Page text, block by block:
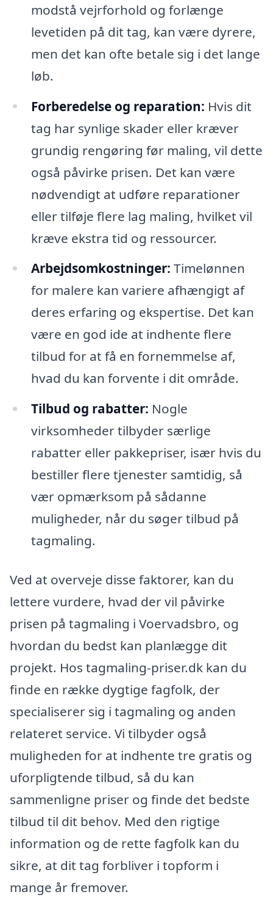
modstå vejrforhold og forlænge
levetiden på dit tag, kan være dyrere,
men det kan ofte betale sig i det lange
løb.
Forberedelse og reparation: Hvis dit
tag har synlige skader eller kræver
grundig rengøring før maling, vil dette
også påvirke prisen. Det kan være
nødvendigt at udføre reparationer
eller tilføje flere lag maling, hvilket vil
kræve ekstra tid og ressourcer.
Arbejdsomkostninger: Timelønnen
for malere kan variere afhængigt af
deres erfaring og ekspertise. Det kan
være en god ide at indhente flere
tilbud for at få en fornemmelse af,
hvad du kan forvente i dit område.
Tilbud og rabatter: Nogle
virksomheder tilbyder særlige
rabatter eller pakkepriser, især hvis du
bestiller flere tjenester samtidig, så
vær opmærksom på sådanne
muligheder, når du søger tilbud på
tagmaling.
Ved at overveje disse faktorer, kan du
lettere vurdere, hvad der vil påvirke
prisen på tagmaling i Voervadsbro, og
hvordan du bedst kan planlægge dit
projekt. Hos tagmaling-priser.dk kan du
finde en række dygtige fagfolk, der
specialiserer sig i tagmaling og anden
relateret service. Vi tilbyder også
muligheden for at indhente tre gratis og
uforpligtende tilbud, så du kan
sammenligne priser og finde det bedste
tilbud til dit behov. Med den rigtige
information og de rette fagfolk kan du
sikre, at dit tag forbliver i topform i
mange år fremover.